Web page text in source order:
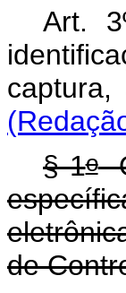
Art.
§ 1o
de